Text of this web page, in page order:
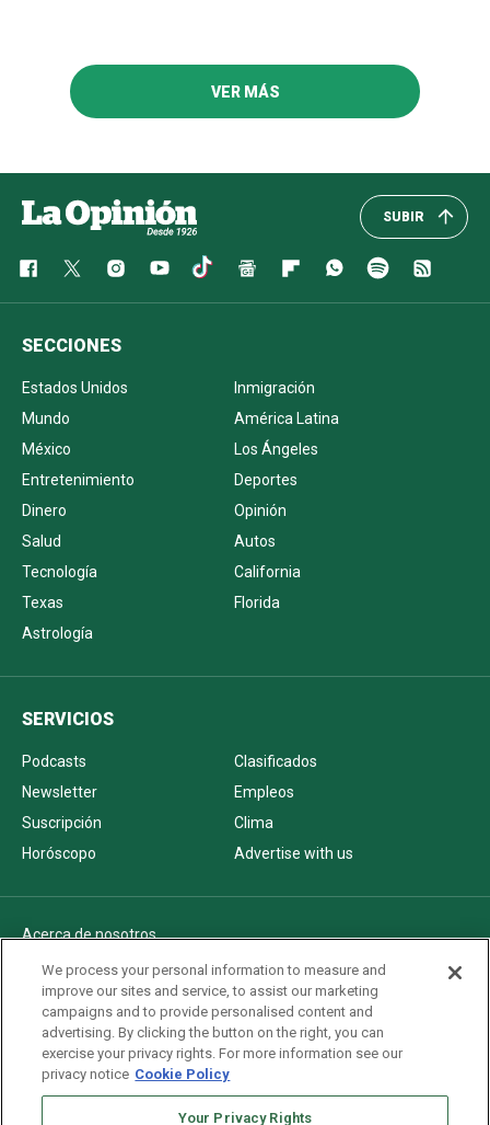
VER MÁS
SUBIR
SECCIONES
Estados Unidos
Inmigración
Mundo
América Latina
México
Los Ángeles
Entretenimiento
Deportes
Dinero
Opinión
Salud
Autos
Tecnología
California
Texas
Florida
Astrología
SERVICIOS
Podcasts
Clasificados
Newsletter
Empleos
Suscripción
Clima
Horóscopo
Advertise with us
Acerca de nosotros
Politica de privacidad
Pautas Editoriales
AdChoices
Advertise with us
Newsletters
We process your personal information to measure and
improve our sites and service, to assist our marketing
campaigns and to provide personalised content and
advertising. By clicking the button on the right, you can
exercise your privacy rights. For more information see our
privacy notice Cookie Policy
Your Privacy Rights